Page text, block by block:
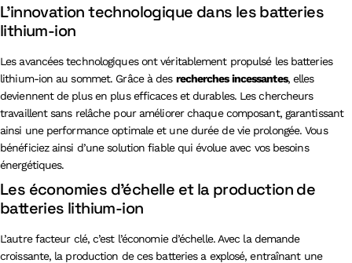
L’innovation technologique dans les batteries
lithium-ion
Les avancées technologiques ont véritablement propulsé les batteries
lithium-ion au sommet. Grâce à des recherches incessantes, elles
deviennent de plus en plus efficaces et durables. Les chercheurs
travaillent sans relâche pour améliorer chaque composant, garantissant
ainsi une performance optimale et une durée de vie prolongée. Vous
bénéficiez ainsi d’une solution fiable qui évolue avec vos besoins
énergétiques.
Les économies d’échelle et la production de
batteries lithium-ion
L’autre facteur clé, c’est l’économie d’échelle. Avec la demande
croissante, la production de ces batteries a explosé, entraînant une